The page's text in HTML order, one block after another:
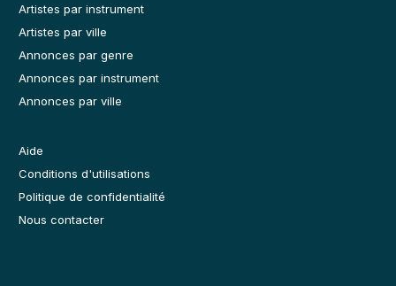
Artistes par instrument
Artistes par ville
Annonces par genre
Annonces par instrument
Annonces par ville
Aide
Conditions d'utilisations
Politique de confidentialité
Nous contacter